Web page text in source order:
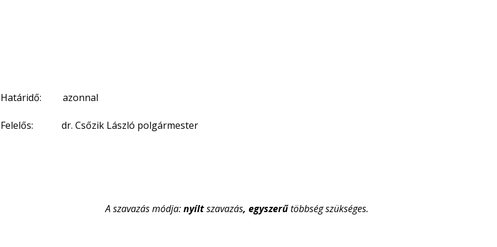
Határidő: azonnal
Felelős: dr. Csőzik László polgármester
A szavazás módja:nyíltszavazás, egyszerűtöbbség szükséges.